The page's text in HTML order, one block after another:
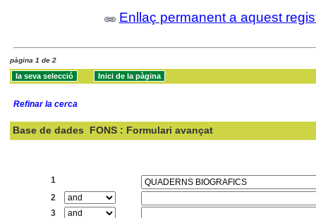
Enllaç permanent a aquest
pàgina 1 de 2
Refinar la cerca
Base de dades FONS : Formulari avançat
1
2
3